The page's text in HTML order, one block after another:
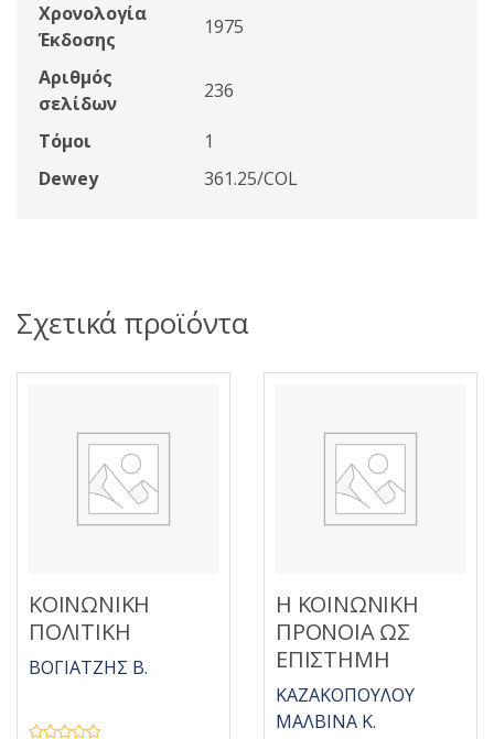
Χρονολογία
Έκδοσης
1975
Αριθμός
σελίδων
236
Τόμοι
1
Dewey
361.25/COL
Σχετικά προϊόντα
ΚΟΙΝΩΝΙΚΗ
ΠΟΛΙΤΙΚΗ
ΒΟΓΙΑΤΖΗΣ Β.
Η ΚΟΙΝΩΝΙΚΗ
ΠΡΟΝΟΙΑ ΩΣ
ΕΠΙΣΤΗΜΗ
ΚΑΖΑΚΟΠΟΥΛΟΥ
ΜΑΛΒΙΝΑ Κ.